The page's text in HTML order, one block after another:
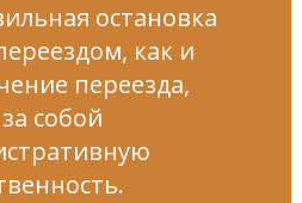
остановка
как и
переезда,
собой